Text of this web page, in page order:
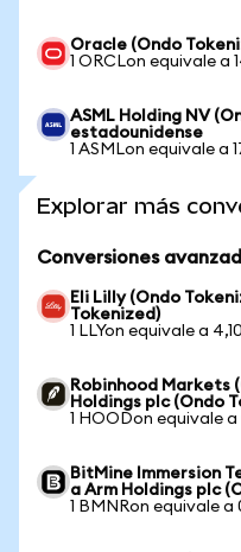
Oracle (Ondo
1 ORCLon equivale a
ASML Holding NV
estadounidense
1 ASMLon equivale a
Explorar más
Conversiones
Eli Lilly (Ondo
Tokenized)
1 LLYon equivale a
Robinhood Markets
Holdings plc (Ondo
1 HOODon equivale
BitMine Immersion
a Arm Holdings plc
1 BMNRon equivale